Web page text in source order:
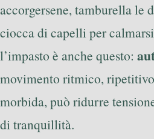
accorgersene, tamburella le
ciocca di capelli per
l’impasto è anche questo:
movimento ritmico,
morbida, può ridurre
di tranquillità.